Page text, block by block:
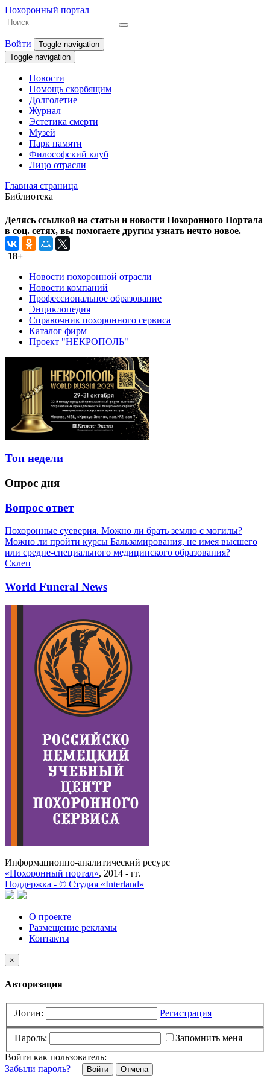
Похоронный портал
Войти
Toggle navigation
Toggle navigation
Новости
Помощь скорбящим
Долголетие
Журнал
Эстетика смерти
Музей
Парк памяти
Философский клуб
Лицо отрасли
Главная страница
Библиотека
Делясь ссылкой на статьи и новости Похоронного Портала
в соц. сетях, вы помогаете другим узнать нечто новое.
18+
Новости похоронной отрасли
Новости компаний
Профессиональное образование
Энциклопедия
Справочник похоронного сервиса
Каталог фирм
Проект "НЕКРОПОЛЬ"
Топ недели
Опрос дня
Вопрос ответ
Похоронные суеверия. Можно ли брать землю с могилы?
Можно ли пройти курсы Бальзамирования, не имея высшего
или средне-специального медицинского образования?
Склеп
World Funeral News
Информационно-аналитический ресурс
«Похоронный портал», 2014 - гг.
Поддержка - © Cтудия «Interland»
О проекте
Размещение рекламы
Контакты
×
Авторизация
Логин: Регистрация
Пароль:
Запомнить меня
Войти как пользователь:
Забыли пароль?
Отмена